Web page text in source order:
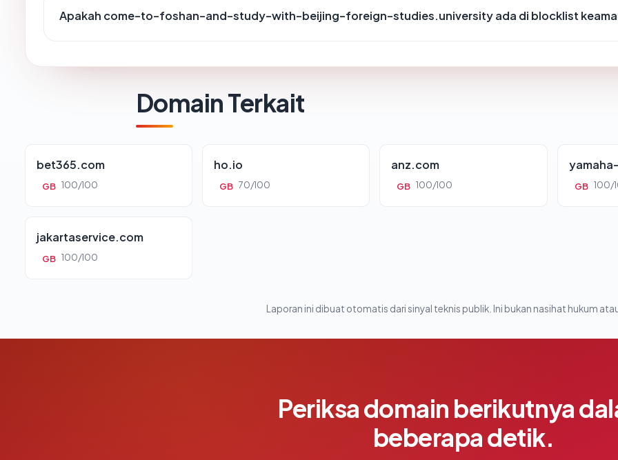
Apakah come-to-foshan-and-study-with-beijing-foreign-studies.university ada di blocklist
Domain Terkait
bet365.com
GB 100/100
ho.io
GB 70/100
anz.com
GB 100/100 GB 100/
jakartaservice.com
GB 100/100
Laporan ini dibuat otomatis dari sinyal teknis publik. Ini bukan nasihat hukum
Periksa domain berikutnya
beberapa detik.